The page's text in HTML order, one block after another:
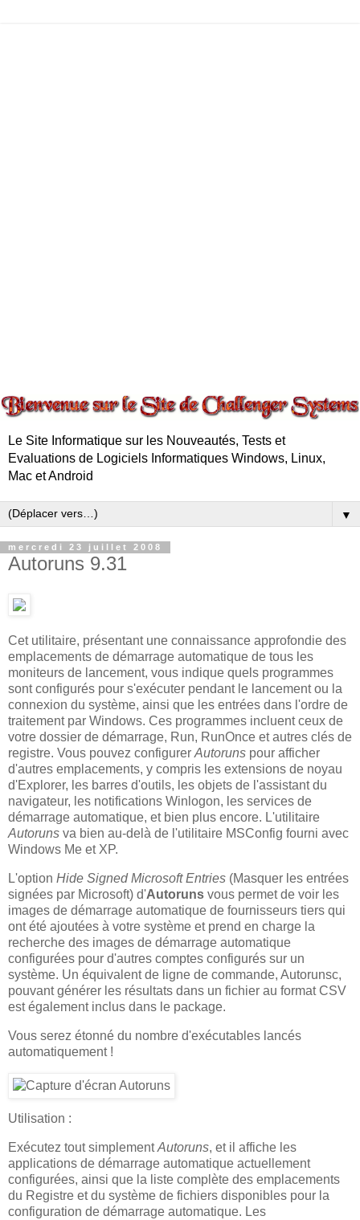
Le Site Informatique sur les Nouveautés, Tests et
Evaluations de Logiciels Informatiques Windows, Linux,
Mac et Android
▼
mercredi 23 juillet 2008
Autoruns 9.31
Cet utilitaire, présentant une connaissance approfondie des
emplacements de démarrage automatique de tous les
moniteurs de lancement, vous indique quels programmes
sont configurés pour s'exécuter pendant le lancement ou la
connexion du système, ainsi que les entrées dans l'ordre de
traitement par Windows. Ces programmes incluent ceux de
votre dossier de démarrage, Run, RunOnce et autres clés de
registre. Vous pouvez configurer Autoruns pour afficher
d'autres emplacements, y compris les extensions de noyau
d'Explorer, les barres d'outils, les objets de l'assistant du
navigateur, les notifications Winlogon, les services de
démarrage automatique, et bien plus encore. L'utilitaire
Autoruns va bien au-delà de l'utilitaire MSConfig fourni avec
Windows Me et XP.
L'option Hide Signed Microsoft Entries (Masquer les entrées
signées par Microsoft) d'Autoruns vous permet de voir les
images de démarrage automatique de fournisseurs tiers qui
ont été ajoutées à votre système et prend en charge la
recherche des images de démarrage automatique
configurées pour d'autres comptes configurés sur un
système. Un équivalent de ligne de commande, Autorunsc,
pouvant générer les résultats dans un fichier au format CSV
est également inclus dans le package.
Vous serez étonné du nombre d'exécutables lancés
automatiquement !
Utilisation :
Exécutez tout simplementAutoruns, et il affiche les
applications de démarrage automatique actuellement
configurées, ainsi que la liste complète des emplacements
du Registre et du système de fichiers disponibles pour la
configuration de démarrage automatique. Les